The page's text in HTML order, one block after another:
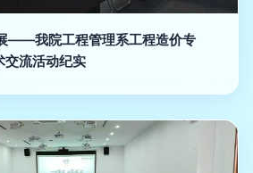
——我院工程管理系工程造价专
交流活动纪实